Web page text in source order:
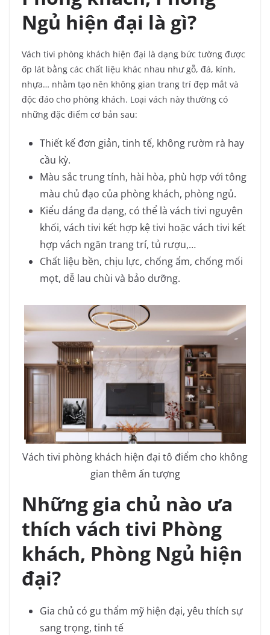
Ngủ hiện đại là gì?
Vách tivi phòng khách hiện đại là dạng bức tường được
ốp lát bằng các chất liệu khác nhau như gỗ, đá, kính,
nhựa… nhằm tạo nên không gian trang trí đẹp mắt và
độc đáo cho phòng khách. Loại vách này thường có
những đặc điểm cơ bản sau:
Thiết kế đơn giản, tinh tế, không rườm rà hay
cầu kỳ.
Màu sắc trung tính, hài hòa, phù hợp với tông
màu chủ đạo của phòng khách, phòng ngủ.
Kiểu dáng đa dạng, có thể là vách tivi nguyên
khối, vách tivi kết hợp kệ tivi hoặc vách tivi kết
hợp vách ngăn trang trí, tủ rượu,…
Chất liệu bền, chịu lực, chống ẩm, chống mối
mọt, dễ lau chùi và bảo dưỡng.
Vách tivi phòng khách hiện đại tô điểm cho không
gian thêm ấn tượng
Những gia chủ nào ưa
thích vách tivi Phòng
khách, Phòng Ngủ hiện
đại?
Gia chủ có gu thẩm mỹ hiện đại, yêu thích sự
sang trọng, tinh tế